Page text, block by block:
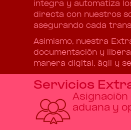
integra y automatiza
directa con nuestros
asegurando cada
Asimismo, nuestra
documentación y
manera digital, ágil y
Servicios
Asignación
aduana y